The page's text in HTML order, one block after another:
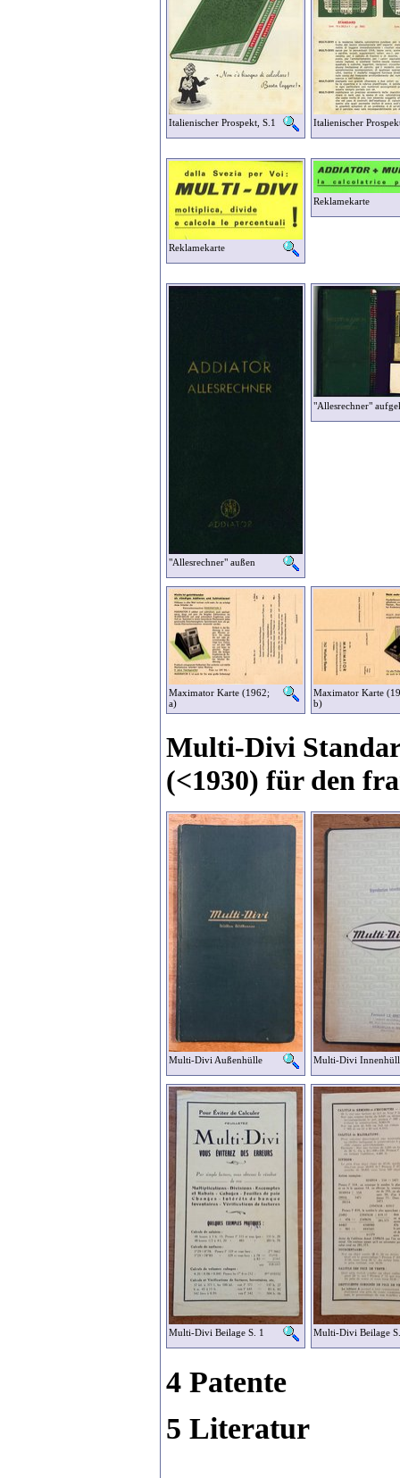
Italienischer Prospekt, S.1 Italienischer
Reklamekarte
Reklamekarte
"Allesrechner" außen
"Allesrechner"
Maximator Karte (1962;
a)
Maximator Karte
b)
Multi-Divi
(<1930) für den
Multi-Divi Außenhülle Multi-Divi
Multi-Divi Beilage S. 1 Multi-Divi Beilage
4 Patente
5 Literatur